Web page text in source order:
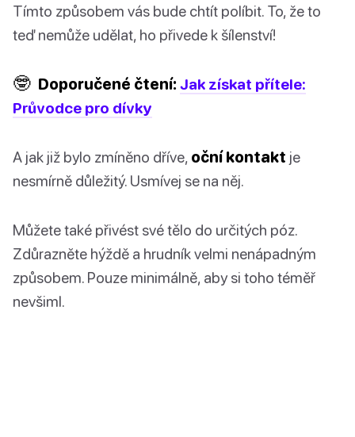
Tímto způsobem vás bude chtít políbit. To, že to
teď nemůže udělat, ho přivede k šílenství!
🤓 Doporučené čtení: Jak získat přítele:
Průvodce pro dívky
A jak již bylo zmíněno dříve, oční kontakt je
nesmírně důležitý. Usmívej se na něj.
Můžete také přivést své tělo do určitých póz.
Zdůrazněte hýždě a hrudník velmi nenápadným
způsobem. Pouze minimálně, aby si toho téměř
nevšiml.